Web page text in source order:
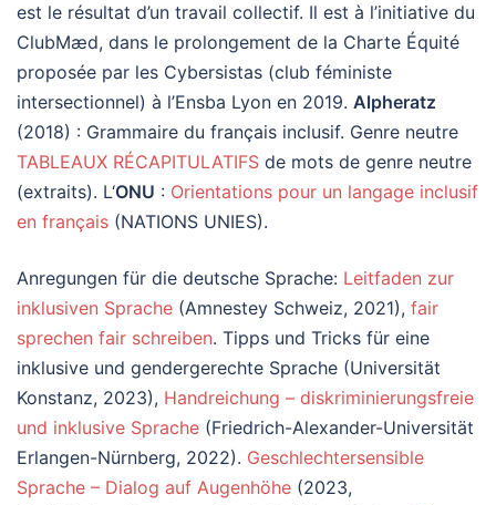
est le résultat d’un travail collectif. Il est à l’initiative du
ClubMæd, dans le prolongement de la Charte Équité
proposée par les Cybersistas (club féministe
intersectionnel) à l’Ensba Lyon en 2019. Alpheratz
(2018) : Grammaire du français inclusif. Genre neutre
TABLEAUX RÉCAPITULATIFS de mots de genre neutre
(extraits). L‘ONU : Orientations pour un langage inclusif
en français (NATIONS UNIES).
Anregungen für die deutsche Sprache: Leitfaden zur
inklusiven Sprache (Amnestey Schweiz, 2021), fair
sprechen fair schreiben. Tipps und Tricks für eine
inklusive und gendergerechte Sprache (Universität
Konstanz, 2023), Handreichung – diskriminierungsfreie
und inklusive Sprache (Friedrich-Alexander-Universität
Erlangen-Nürnberg, 2022). Geschlechtersensible
Sprache – Dialog auf Augenhöhe (2023,